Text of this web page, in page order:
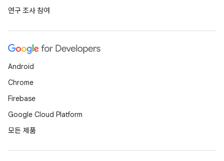
연구 조사 참여
Android
Chrome
Firebase
Google Cloud Platform
모든 제품